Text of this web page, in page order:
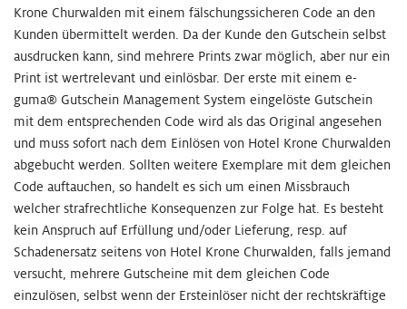
Krone Churwalden mit einem fälschungssicheren Code an den
Kunden übermittelt werden. Da der Kunde den Gutschein selbst
ausdrucken kann, sind mehrere Prints zwar möglich, aber nur ein
Print ist wertrelevant und einlösbar. Der erste mit einem e-
guma® Gutschein Management System eingelöste Gutschein
mit dem entsprechenden Code wird als das Original angesehen
und muss sofort nach dem Einlösen von Hotel Krone Churwalden
abgebucht werden. Sollten weitere Exemplare mit dem gleichen
Code auftauchen, so handelt es sich um einen Missbrauch
welcher strafrechtliche Konsequenzen zur Folge hat. Es besteht
kein Anspruch auf Erfüllung und/oder Lieferung, resp. auf
Schadenersatz seitens von Hotel Krone Churwalden, falls jemand
versucht, mehrere Gutscheine mit dem gleichen Code
einzulösen, selbst wenn der Ersteinlöser nicht der rechtskräftige